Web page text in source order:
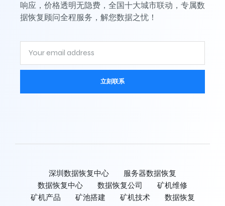
响应，价格透明无隐费，全国十大城市联动，专属数
据恢复顾问全程服务，解您数据之忧！
立刻联系
深圳数据恢复中心
服务器数据恢复
数据恢复中心
数据恢复公司
矿机维修
矿机产品
矿池搭建 矿机技术 数据恢复